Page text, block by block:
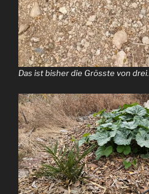
Das ist bisher die Grösste von drei.